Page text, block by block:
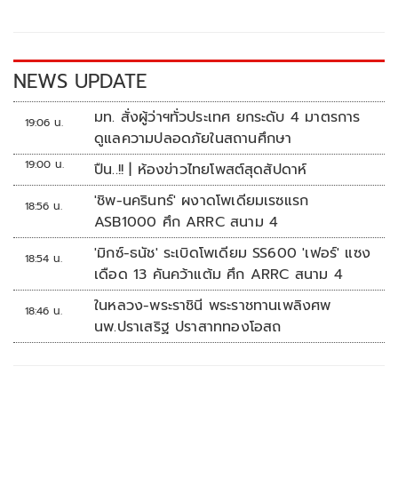
k k
NEWS UPDATE
19:06 น.
มท. สั่งผู้ว่าฯทั่วประเทศ ยกระดับ 4 มาตรการ
ดูแลความปลอดภัยในสถานศึกษา
19:00 น. ปืน..!! | ห้องข่าวไทยโพสต์สุดสัปดาห์
18:56 น.
'ชิพ-นครินทร์' ผงาดโพเดียมเรซแรก
ASB1000 ศึก ARRC สนาม 4
18:54 น.
'มิกซ์-ธนัช' ระเบิดโพเดียม SS600 'เฟอร์' แซง
เดือด 13 คันคว้าแต้ม ศึก ARRC สนาม 4
18:46 น.
ในหลวง-พระราชินี พระราชทานเพลิงศพ
นพ.ปราเสริฐ ปราสาททองโอสถ